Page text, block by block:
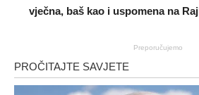
vječna, baš kao i uspomena na
Preporučujemo